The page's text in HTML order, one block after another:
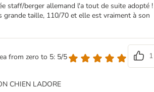
staff/berger allemand l'a tout de suite adopté !
grande taille, 110/70 et elle est vraiment à son
from zero to 5: 5/5
1
CHIEN LADORE